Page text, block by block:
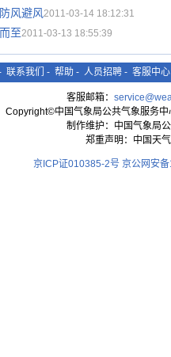
风避风2011-03-14 18:12:31
至2011-03-13 18:55:39
联系我们 - 帮助 - 人员招聘 - 客服中心
客服邮箱：
Copyright©中国气象局公共气象服务
制作维护：中国气象局
郑重声明：中国天
京ICP证010385-2号 京公网安